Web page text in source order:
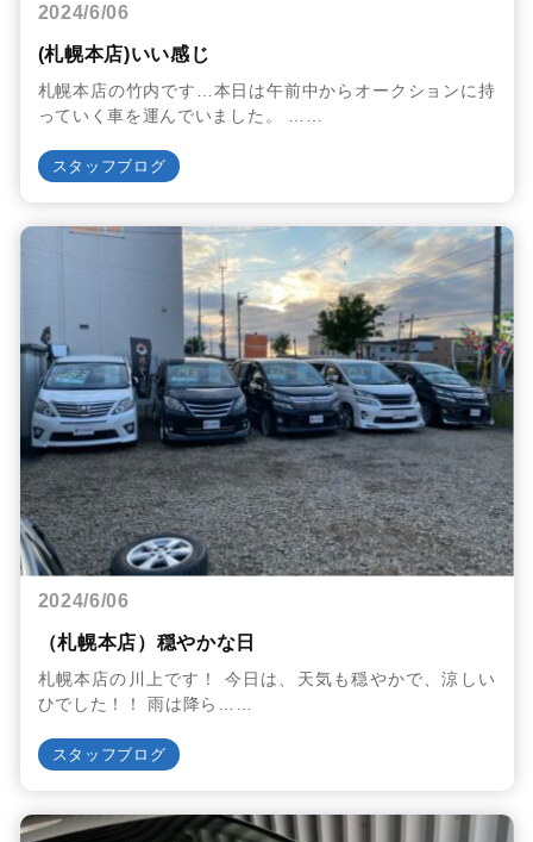
2024/6/06
(札幌本店)いい感じ
札幌本店の竹内です…本日は午前中からオークションに持
っていく車を運んでいました。 ……
スタッフブログ
2024/6/06
（札幌本店）穏やかな日
札幌本店の川上です！ 今日は、天気も穏やかで、涼しい
ひでした！！ 雨は降ら……
スタッフブログ